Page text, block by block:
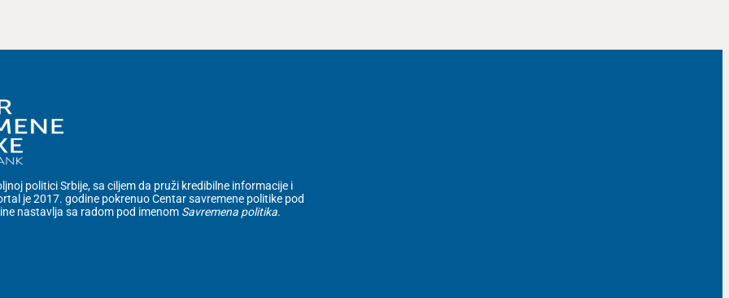
politici Srbije, sa ciljem da pruži kredibilne informacije i
je 2017. godine pokrenuo Centar savremene politike pod
nastavlja sa radom pod imenom Savremena politika.